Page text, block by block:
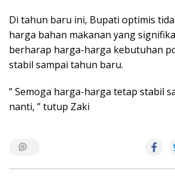
Di tahun baru ini, Bupati optimis
harga bahan makanan yang
berharap harga-harga kebutuhan
stabil sampai tahun baru.
” Semoga harga-harga tetap stabil
nanti, ” tutup Zaki